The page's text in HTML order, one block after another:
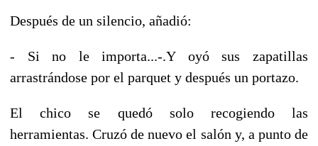
Después de un silencio, añadió:
- Si no le importa...-.Y oyó sus zapatillas
arrastrándose por el parquet y después un portazo.
El chico se quedó solo recogiendo las
herramientas. Cruzó de nuevo el salón y, a punto de